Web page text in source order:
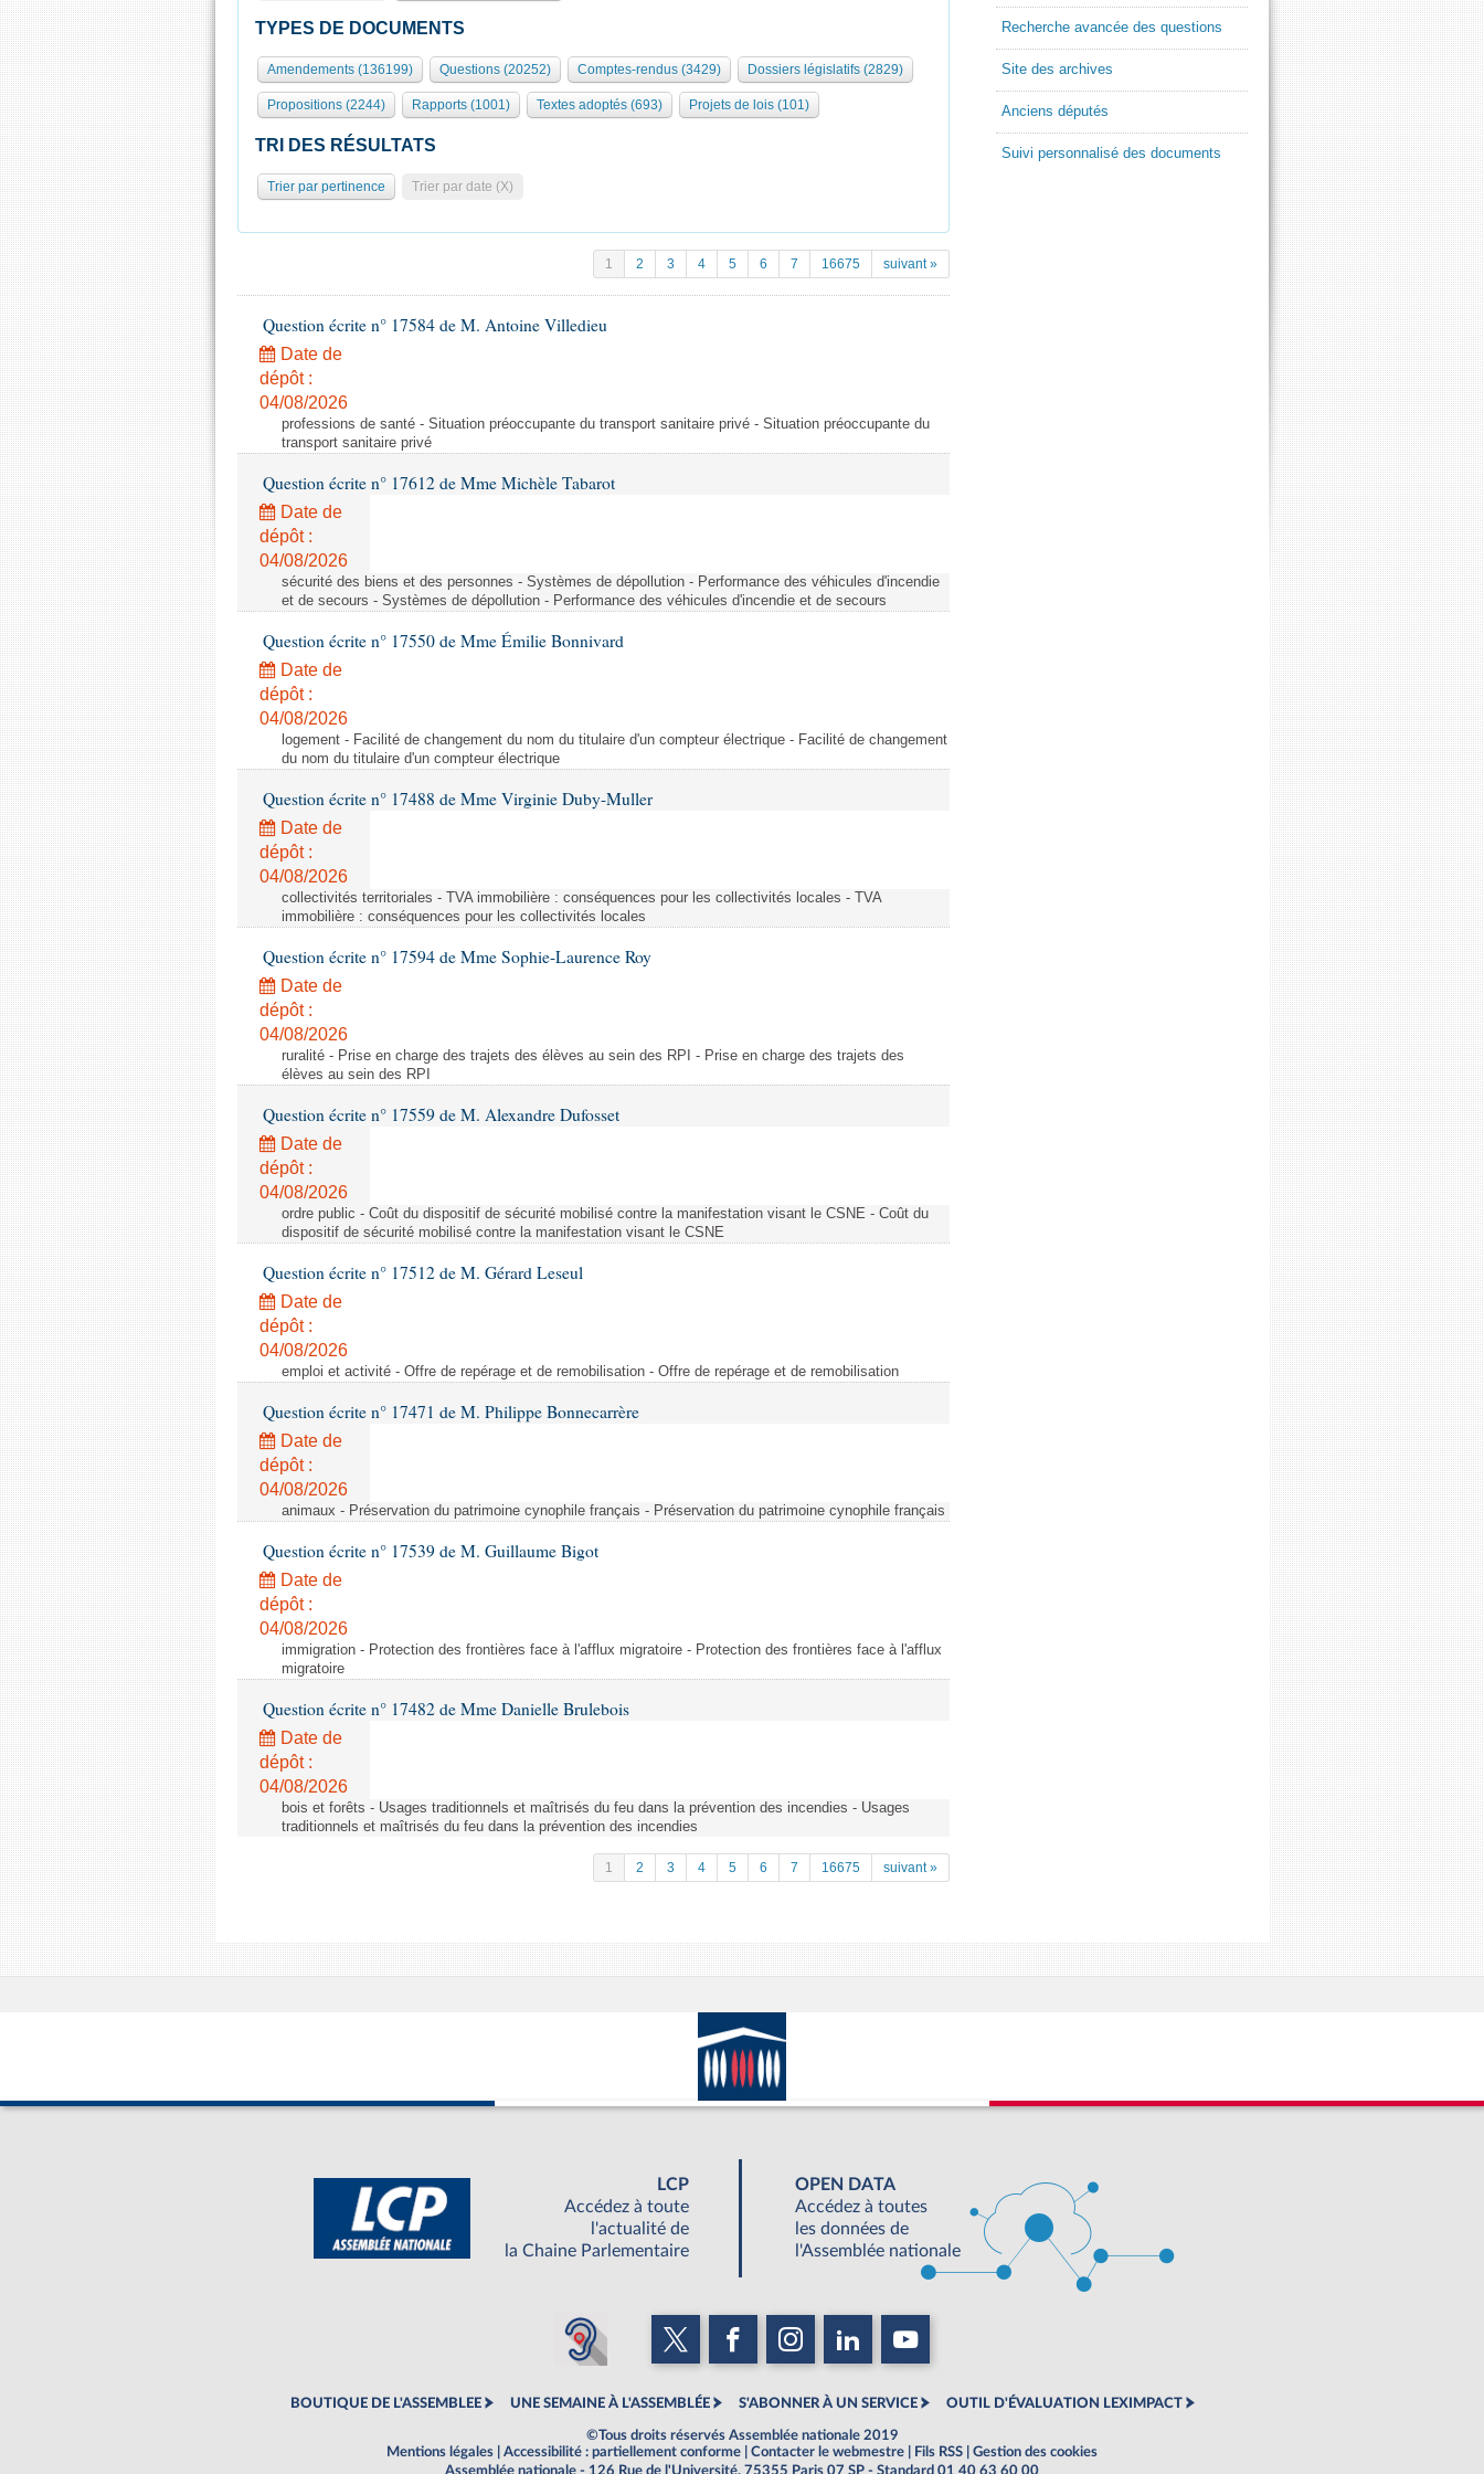
TYPES DE DOCUMENTS
Amendements (136199) Questions (20252) Comptes-rendus (3429) Dossiers législatifs (2829)
Propositions (2244) Rapports (1001) Textes adoptés (693) Projets de lois (101)
TRI DES RÉSULTATS
Trier par pertinence Trier par date (X)
1 2 3 4 5 6 7 16675 suivant »
Question écrite n° 17584 de M. Antoine Villedieu
Date de
dépôt :
04/08/2026
professions de santé - Situation préoccupante du transport sanitaire privé - Situation préoccupante du
transport sanitaire privé
Question écrite n° 17612 de Mme Michèle Tabarot
Date de
dépôt :
04/08/2026
sécurité des biens et des personnes - Systèmes de dépollution - Performance des véhicules d'incendie
et de secours - Systèmes de dépollution - Performance des véhicules d'incendie et de secours
Question écrite n° 17550 de Mme Émilie Bonnivard
Date de
dépôt :
04/08/2026
logement - Facilité de changement du nom du titulaire d'un compteur électrique - Facilité de changement
du nom du titulaire d'un compteur électrique
Question écrite n° 17488 de Mme Virginie Duby-Muller
Date de
dépôt :
04/08/2026
collectivités territoriales - TVA immobilière : conséquences pour les collectivités locales - TVA
immobilière : conséquences pour les collectivités locales
Question écrite n° 17594 de Mme Sophie-Laurence Roy
Date de
dépôt :
04/08/2026
ruralité - Prise en charge des trajets des élèves au sein des RPI - Prise en charge des trajets des
élèves au sein des RPI
Question écrite n° 17559 de M. Alexandre Dufosset
Date de
dépôt :
04/08/2026
ordre public - Coût du dispositif de sécurité mobilisé contre la manifestation visant le CSNE - Coût du
dispositif de sécurité mobilisé contre la manifestation visant le CSNE
Question écrite n° 17512 de M. Gérard Leseul
Date de
dépôt :
04/08/2026
emploi et activité - Offre de repérage et de remobilisation - Offre de repérage et de remobilisation
Question écrite n° 17471 de M. Philippe Bonnecarrère
Date de
dépôt :
04/08/2026
animaux - Préservation du patrimoine cynophile français - Préservation du patrimoine cynophile français
Question écrite n° 17539 de M. Guillaume Bigot
Date de
dépôt :
04/08/2026
immigration - Protection des frontières face à l'afflux migratoire - Protection des frontières face à l'afflux
migratoire
Question écrite n° 17482 de Mme Danielle Brulebois
Date de
dépôt :
04/08/2026
bois et forêts - Usages traditionnels et maîtrisés du feu dans la prévention des incendies - Usages
traditionnels et maîtrisés du feu dans la prévention des incendies
1 2 3 4 5 6 7 16675 suivant »
Recherche avancée des questions
Site des archives
Anciens députés
Suivi personnalisé des documents
LCP
Accédez à toute
l'actualité de
la Chaine Parlementaire
OPEN DATA
Accédez à toutes
les données de
l'Assemblée nationale
BOUTIQUE DE L'ASSEMBLEE UNE SEMAINE À L'ASSEMBLÉE S'ABONNER À UN SERVICE OUTIL D'ÉVALUATION LEXIMPACT
©Tous droits réservés Assemblée nationale 2019
Mentions légales
Accessibilité : partiellement conforme Contacter le webmestre Fils RSS
Gestion des cookies
Assemblée nationale - 126 Rue de l'Université, 75355 Paris 07 SP - Standard 01 40 63 60 00